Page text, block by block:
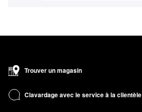
Trouver un magasin
Clavardage avec le service à la clientèle